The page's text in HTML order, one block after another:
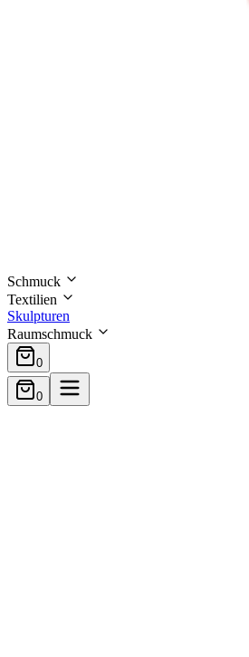
Schmuck
Textilien
Skulpturen
Raumschmuck
0
0